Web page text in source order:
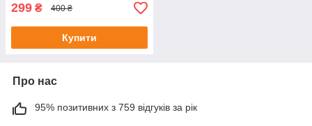
299 ₴ 400 ₴
Купити
Про нас
95% позитивних з 759 відгуків за рік